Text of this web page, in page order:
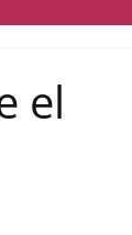
el